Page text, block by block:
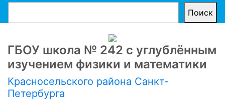
Поиск
ГБОУ школа № 242 с углублённым
изучением физики и математики
Красносельского района Санкт-
Петербурга